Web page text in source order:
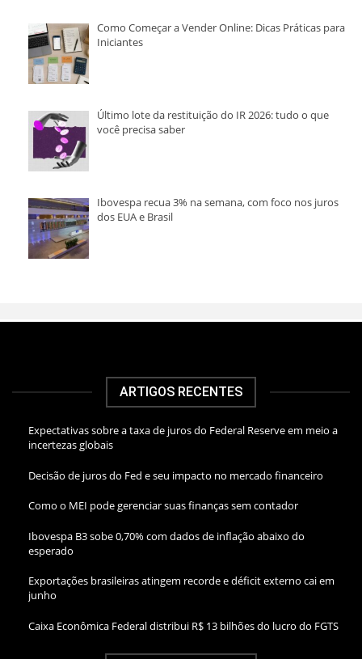
Como Começar a Vender Online: Dicas Práticas para
Iniciantes
Último lote da restituição do IR 2026: tudo o que
você precisa saber
Ibovespa recua 3% na semana, com foco nos juros
dos EUA e Brasil
ARTIGOS RECENTES
Expectativas sobre a taxa de juros do Federal Reserve em meio a
incertezas globais
Decisão de juros do Fed e seu impacto no mercado financeiro
Como o MEI pode gerenciar suas finanças sem contador
Ibovespa B3 sobe 0,70% com dados de inflação abaixo do
esperado
Exportações brasileiras atingem recorde e déficit externo cai em
junho
Caixa Econômica Federal distribui R$ 13 bilhões do lucro do FGTS